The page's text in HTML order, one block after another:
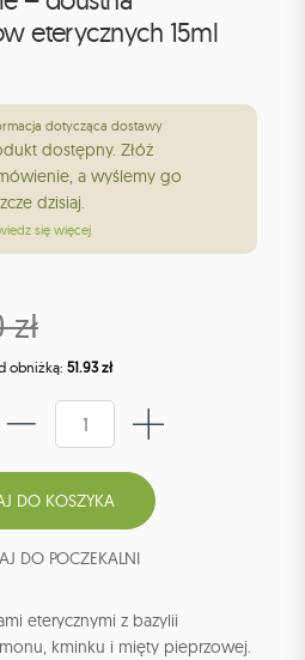
eterycznych 15ml
dotycząca dostawy
dostępny. Złóż
a wyślemy go
dzisiaj.
się więcej
zł
obniżką: 51.93 zł
DO POCZEKALNI
eterycznymi z bazylii
kminku i mięty pieprzowej.